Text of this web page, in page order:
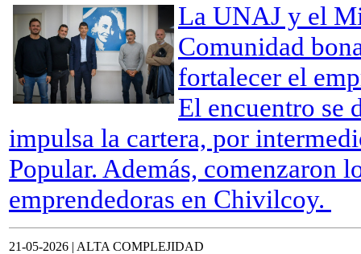
La UNAJ y el
Comunidad
fortalecer el
El encuentro se
impulsa la cartera, por
Popular. Además, comenzaron
emprendedoras en Chivilcoy.
21-05-2026 | ALTA COMPLEJIDAD